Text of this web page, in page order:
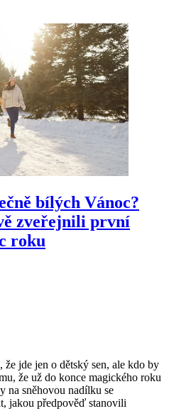
bílých Vánoc?
zveřejnili první
roku
jde jen o dětský sen, ale kdo by
že už do konce magického roku
na sněhovou nadílku se
jakou předpověď stanovili